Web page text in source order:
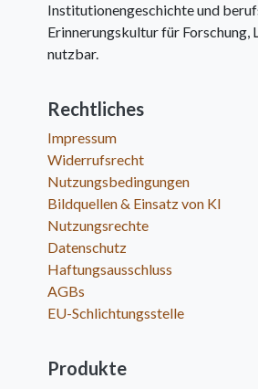
Institutionengeschichte und
Erinnerungskultur für Forschung,
nutzbar.
Rechtliches
Impressum
Widerrufsrecht
Nutzungsbedingungen
Bildquellen & Einsatz von KI
Nutzungsrechte
Datenschutz
Haftungsausschluss
AGBs
EU-Schlichtungsstelle
Produkte